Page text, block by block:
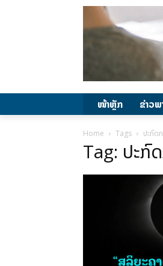
ໜ້າຫຼັກ ຂ່າວພ
Home Tags ປະກົດ
Tag: ປະກົ